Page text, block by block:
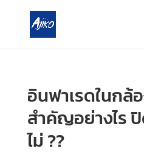
อินฟาเรดในกล้
สำคัญอย่างไร
ไม่ ??